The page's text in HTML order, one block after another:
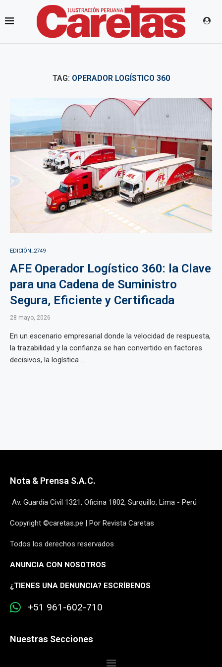
TAG: OPERADOR LOGÍSTICO 360
EDICIÓN_2749
AFE Operador Logístico 360: la Clave
para una Cadena de Suministro
Segura, Eficiente y Certificada
28 mayo, 2026
En un escenario empresarial donde la velocidad de respuesta,
la trazabilidad y la confianza se han convertido en factores
decisivos, la logística ...
Nota & Prensa S.A.C.
Av. Guardia Civil 1321, Oficina 1802, Surquillo, Lima - Perú
Copyright ©caretas.pe | Por Revista Caretas
Todos los derechos reservados
ANUNCIA CON NOSOTROS
¿TIENES UNA DENUNCIA? ESCRÍBENOS
+51 961-602-710
Nuestras Secciones